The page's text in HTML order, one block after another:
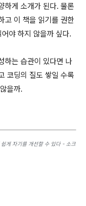
하게 소개가 된다. 물론
고 이 책을 읽기를 권한
야 하지 않을까 싶다.
하는 습관이 있다면 나
코딩의 질도 쌓일 수록
을까.
게 자기를 개선할 수 있다 - 소크